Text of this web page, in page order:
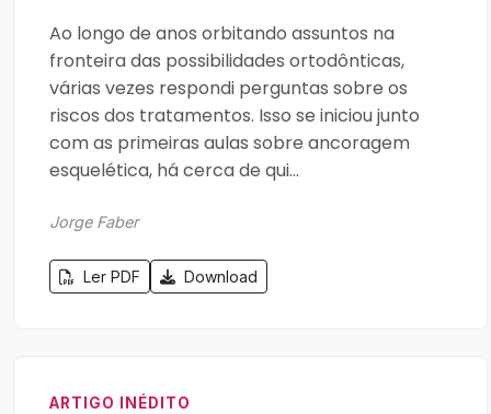
Ao longo de anos orbitando assuntos na
fronteira das possibilidades ortodônticas,
várias vezes respondi perguntas sobre os
riscos dos tratamentos. Isso se iniciou junto
com as primeiras aulas sobre ancoragem
esquelética, há cerca de qui...
Jorge Faber
Ler PDF Download
ARTIGO INÉDITO